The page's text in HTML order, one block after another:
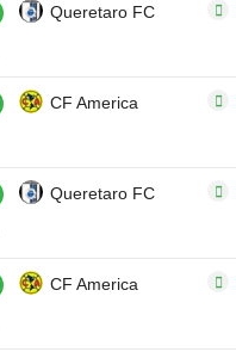
Queretaro FC
CF America
Queretaro FC
CF America